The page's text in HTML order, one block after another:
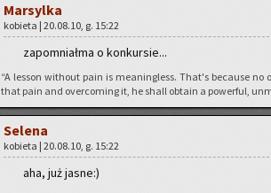
Mar­syl­ka
ko­bie­ta | 20.08.10, g. 15:22
za­po­mniał­ma o kon­kur­sie...
“A les­son wi­tho­ut pain is me­anin­gless. That's be­cau­se
that pain and over­co­ming it, he shall ob­ta­in a po­wer­ful,
Se­le­na
ko­bie­ta | 20.08.10, g. 15:22
aha, już jasne:)